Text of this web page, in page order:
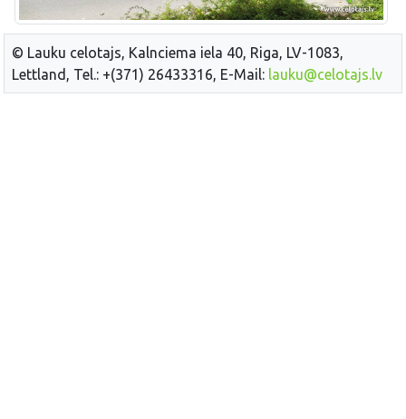
© Lauku celotajs, Kalnciema iela 40, Riga, LV-1083,
Lettland, Tel.: +(371) 26433316, E-Mail: lauku@celotajs.lv